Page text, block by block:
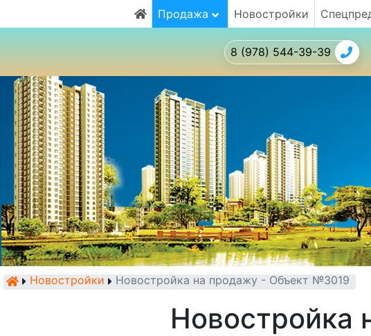
Продажа Новостройки
8 (978) 544-39-39
Новостройки Новостройка на продажу - Объект №3019